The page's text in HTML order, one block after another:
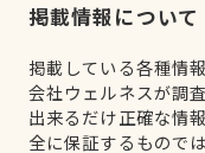
掲載情報について
掲載している各種情
会社ウェルネスが調
出来るだけ正確な情
全に保証するもので